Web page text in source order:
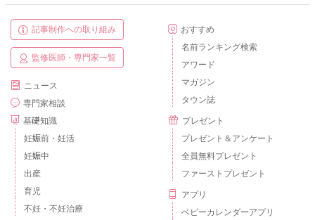
記事制作への取り組み
監修医師・専門家一覧
ニュース
専門家相談
基礎知識
妊娠前・妊活
妊娠中
出産
育児
不妊・不妊治療
おすすめ
名前ランキング検索
アワード
マガジン
タウン誌
プレゼント
プレゼント＆アンケート
全員無料プレゼント
ファーストプレゼント
アプリ
ベビーカレンダーアプリ